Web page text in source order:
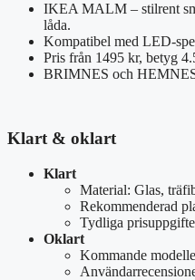
IKEA MALM – stilrent
låda.
Kompatibel med LED-
Pris från 1495 kr, betyg
BRIMNES och
Klart & oklart
Klart
Material: Glas,
Rekommenderad
Tydliga
Oklart
Kommande